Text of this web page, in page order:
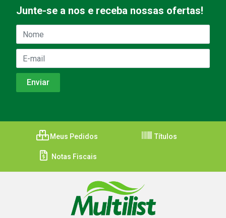
Junte-se a nos e receba nossas ofertas!
Meus Pedidos Títulos
Notas Fiscais